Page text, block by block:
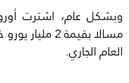
وبشكل عام، اشترت
مسالا بقيمة 2
العام الجاري.